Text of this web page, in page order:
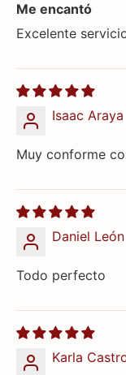
Me encantó
Excelente
Isaac Araya
Muy conforme
Daniel León
Todo perfecto
Karla